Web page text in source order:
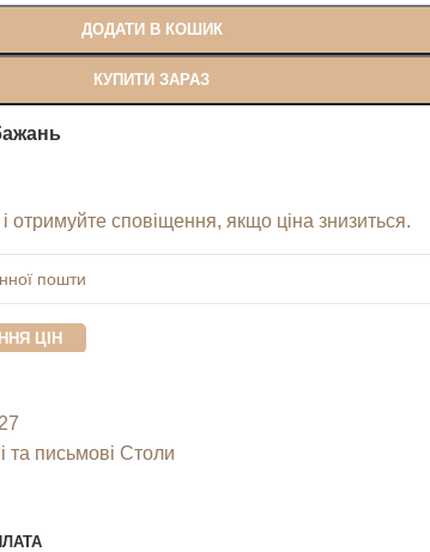
ДОДАТИ В КОШИК
КУПИТИ ЗАРАЗ
отримуйте сповіщення, якщо ціна знизиться.
ЦІН
та письмові Столи